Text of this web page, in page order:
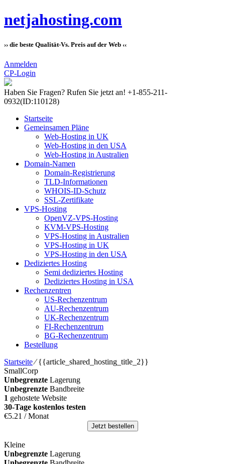
netjahosting.com
›› die beste Qualität-Vs. Preis auf der Web ‹‹
Anmelden
CP-Login
Haben Sie Fragen? Rufen Sie jetzt an! +1-855-211-
0932(ID:110128)
Startseite
Gemeinsamen Pläne
Web-Hosting in UK
Web-Hosting in den USA
Web-Hosting in Australien
Domain-Namen
Domain-Registrierung
TLD-Informationen
WHOIS-ID-Schutz
SSL-Zertifikate
VPS-Hosting
OpenVZ-VPS-Hosting
KVM-VPS-Hosting
VPS-Hosting in Australien
VPS-Hosting in UK
VPS-Hosting in den USA
Dediziertes Hosting
Semi dediziertes Hosting
Dediziertes Hosting in USA
Rechenzentren
US-Rechenzentrum
AU-Rechenzentrum
UK-Rechenzentrum
FI-Rechenzentrum
BG-Rechenzentrum
Bestellung
Startseite⁄{{article_shared_hosting_title_2}}
SmallCorp
Unbegrenzte Lagerung
Unbegrenzte Bandbreite
1 gehostete Website
30-Tage kostenlos testen
€5.21 / Monat
Jetzt bestellen
Kleine
Unbegrenzte Lagerung